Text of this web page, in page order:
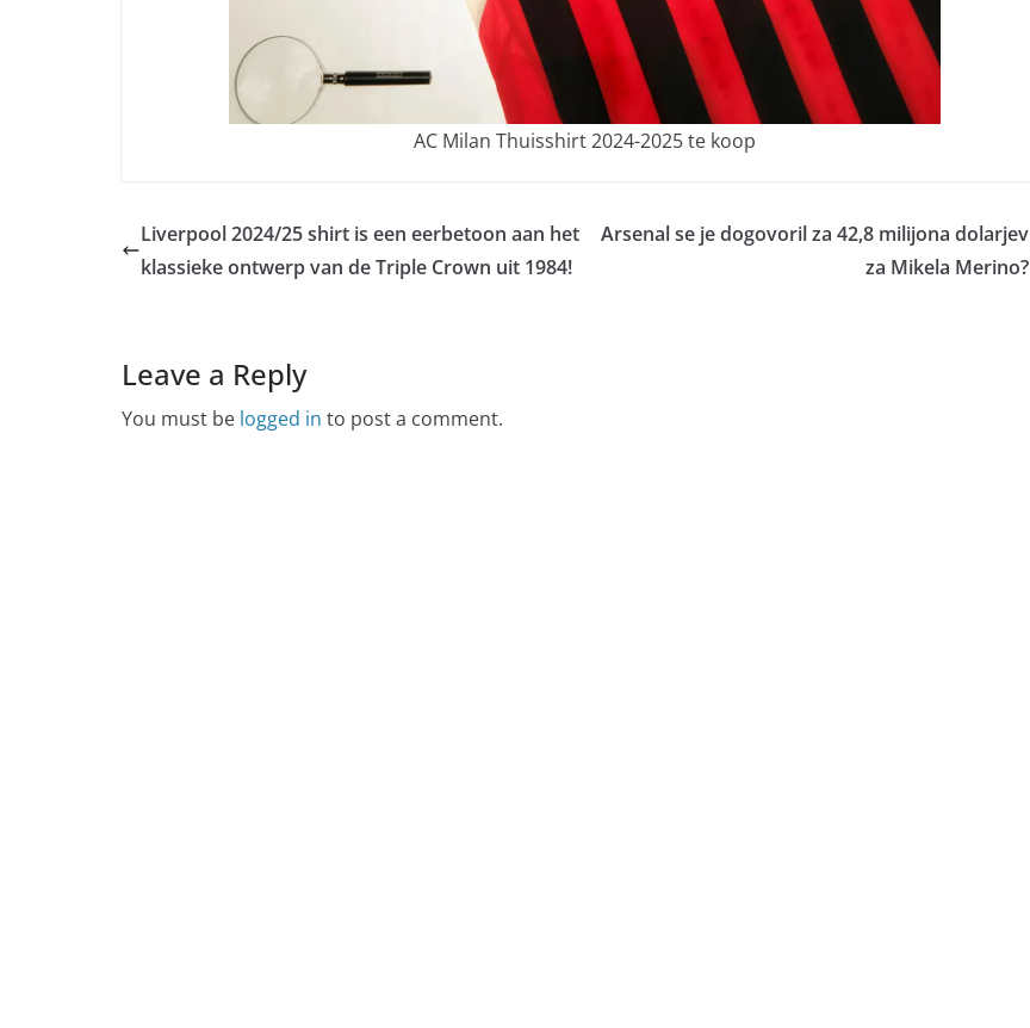
AC Milan Thuisshirt 2024-2025 te koop
Liverpool 2024/25 shirt is een eerbetoon aan het
klassieke ontwerp van de Triple Crown uit 1984!
Arsenal se je dogovoril za 42,8 milijona dolarjev
za Mikela Merino?
Leave a Reply
You must be logged in to post a comment.